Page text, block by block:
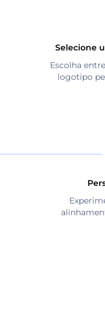
Selecione
Escolha
logotipo